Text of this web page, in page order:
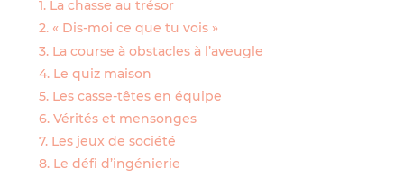
1. La chasse au trésor
2. « Dis-moi ce que tu vois »
3. La course à obstacles à l’aveugle
4. Le quiz maison
5. Les casse-têtes en équipe
6. Vérités et mensonges
7. Les jeux de société
8. Le défi d’ingénierie